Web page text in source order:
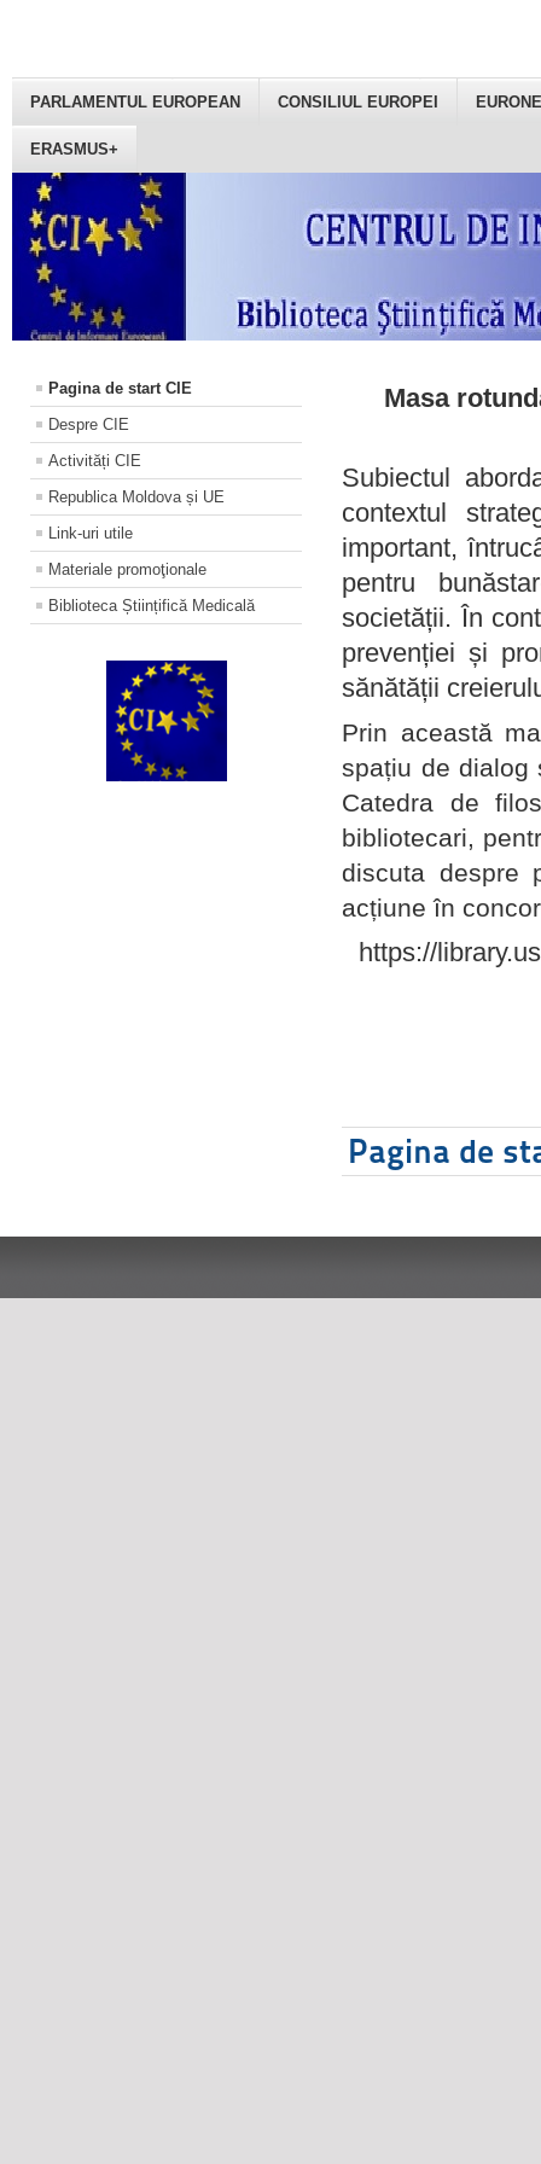
PARLAMENTUL EUROPEAN CONSILIUL EUROPEI
ERASMUS+
Pagina de start CIE
Despre CIE
Activități CIE
Republica Moldova și UE
Link-uri utile
Materiale promoţionale
Biblioteca Științifică Medicală
Masa
Subiectul
contextul
important,
pentru
societății. În
prevenției și
sănătății
Prin această
spațiu de dialog
Catedra de
bibliotecari,
discuta despre
acțiune în
https://
Pagina de